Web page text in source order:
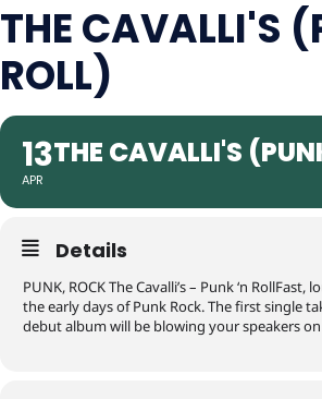
THE CAVALLI'S
ROLL)
13
APR
THE CAVALLI'S
Details
PUNK, ROCK The Cavalli’s – Punk ‘n
the early days of Punk Rock. The first single
debut album will be blowing your speakers